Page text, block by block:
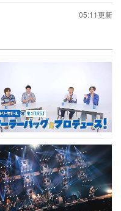
05:11更新